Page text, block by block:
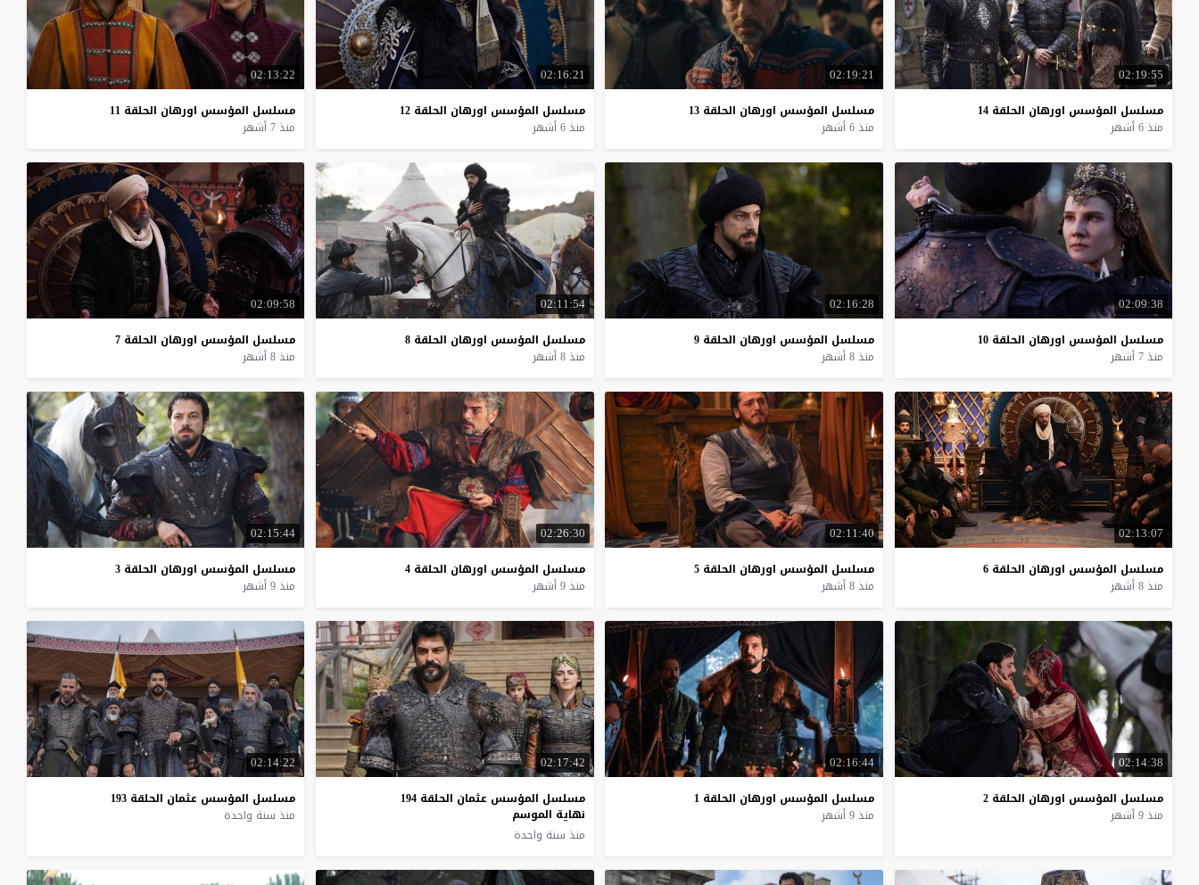
02:19:55
مسلسل المؤسس اورهان الحلقة 14
منذ 6 أشهر
02:19:21
مسلسل المؤسس اورهان الحلقة 13
منذ 6 أشهر
02:16:21
مسلسل المؤسس اورهان الحلقة 12
منذ 6 أشهر
02:13:22
مسلسل المؤسس اورهان الحلقة 11
منذ 7 أشهر
02:09:38
مسلسل المؤسس اورهان الحلقة 10
منذ 7 أشهر
02:16:28
مسلسل المؤسس اورهان الحلقة 9
منذ 8 أشهر
02:11:54
مسلسل المؤسس اورهان الحلقة 8
منذ 8 أشهر
02:09:58
مسلسل المؤسس اورهان الحلقة 7
منذ 8 أشهر
02:13:07
مسلسل المؤسس اورهان الحلقة 6
منذ 8 أشهر
02:11:40
مسلسل المؤسس اورهان الحلقة 5
منذ 8 أشهر
02:26:30
مسلسل المؤسس اورهان الحلقة 4
منذ 9 أشهر
02:15:44
مسلسل المؤسس اورهان الحلقة 3
منذ 9 أشهر
02:14:38
مسلسل المؤسس اورهان الحلقة 2
منذ 9 أشهر
02:16:44
مسلسل المؤسس اورهان الحلقة 1
منذ 9 أشهر
02:17:42
مسلسل المؤسس عثمان الحلقة 194
نهاية الموسم
منذ سنة واحدة
02:14:22
مسلسل المؤسس عثمان الحلقة 193
منذ سنة واحدة